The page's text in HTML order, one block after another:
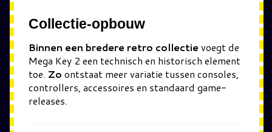
Collectie-opbouw
Binnen een bredere retro collectie voegt de
Mega Key 2 een technisch en historisch element
toe. Zo ontstaat meer variatie tussen consoles,
controllers, accessoires en standaard game-
releases.